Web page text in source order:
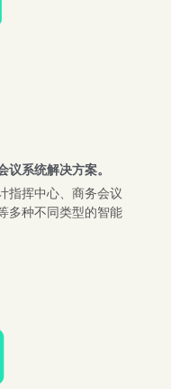
系统解决方案。
指挥中心、商务会议
多种不同类型的智能